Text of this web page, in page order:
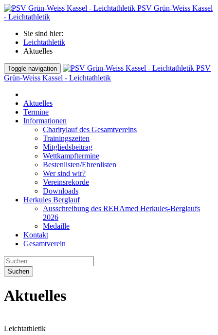
PSV Grün-Weiss Kassel
- Leichtathletik
Sie sind hier:
Leichtathletik
Aktuelles
Toggle navigation
PSV
Grün-Weiss Kassel - Leichtathletik
Aktuelles
Termine
Informationen
Charitylauf des Gesamtvereins
Trainingszeiten
Mitgliedsbeitrag
Wettkampftermine
Bestenlisten/Ehrenlisten
Wer sind wir?
Vereinsrekorde
Downloads
Herkules Berglauf
Ausschreibung des REHAmed Herkules-Berglaufs
2026
Medaille
Kontakt
Gesamtverein
Suchen
Aktuelles
Leichtathletik